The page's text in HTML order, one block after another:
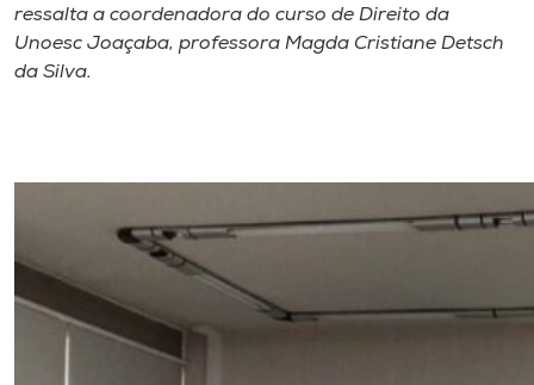
ressalta a coordenadora do curso de Direito da
Unoesc Joaçaba, professora Magda Cristiane Detsch
da Silva.